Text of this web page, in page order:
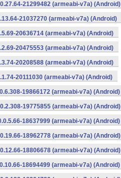
21299482 (armeabi-v7a) (Android)
21037270 (armeabi-v7a) (Android)
20636714 (armeabi-v7a) (Android)
20475553 (armeabi-v7a) (Android)
20208588 (armeabi-v7a) (Android)
20111030 (armeabi-v7a) (Android)
19866172 (armeabi-v7a) (Android)
19775855 (armeabi-v7a) (Android)
18637999 (armeabi-v7a) (Android)
18962778 (armeabi-v7a) (Android)
18806678 (armeabi-v7a) (Android)
18694499 (armeabi-v7a) (Android)